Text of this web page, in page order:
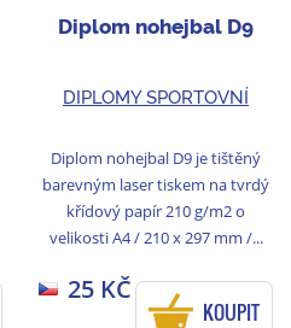
Diplom nohejbal D9
DIPLOMY SPORTOVNÍ
Diplom nohejbal D9 je tištěný
barevným laser tiskem na tvrdý
křídový papír 210 g/m2 o
velikosti A4 / 210 x 297 mm /...
25 KČ
KOUPIT